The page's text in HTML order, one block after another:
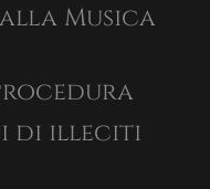
Musica
di illeciti